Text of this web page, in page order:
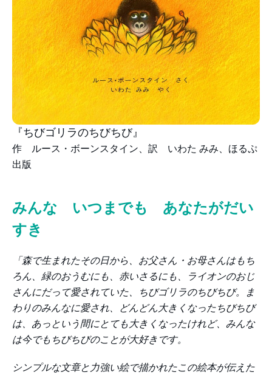
『ちびゴリラのちびちび』
作 ルース・ボーンスタイン、訳 いわた みみ、ほるぷ
出版
みんな いつまでも あなたがだい
すき
「 森で生まれたその日から、お父さん・お母さんはもち
ろん、緑のおうむにも、赤いさるにも、ライオンのおじ
さんにだって愛されていた、ちびゴリラのちびちび。ま
わりのみんなに愛され、どんどん大きくなったちびちび
は、あっという間にとても大きくなったけれど、みんな
は今でもちびちびのことが大好きです。
シンプルな文章と力強い絵で描かれたこの絵本が伝えた